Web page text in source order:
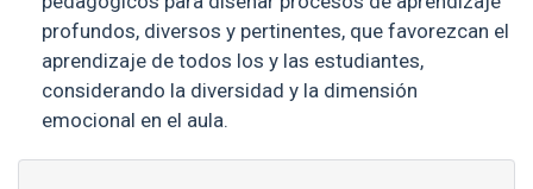
profundos, diversos y pertinentes, que favorezcan el
aprendizaje de todos los y las estudiantes,
considerando la diversidad y la dimensión
emocional en el aula.